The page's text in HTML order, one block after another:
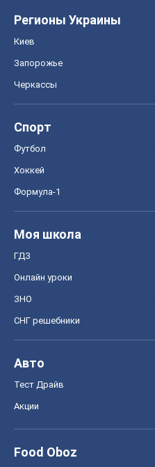
Регионы Украины
Киев
Запорожье
Черкассы
Спорт
Футбол
Хоккей
Формула-1
Моя школа
ГДЗ
Онлайн уроки
ЗНО
СНГ решебники
Авто
Тест Драйв
Акции
Food Oboz